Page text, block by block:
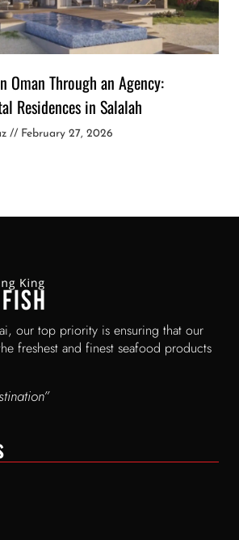
Oman Through an Agency:
Residences in Salalah
February 27, 2026
our top priority is ensuring that our
freshest and finest seafood products